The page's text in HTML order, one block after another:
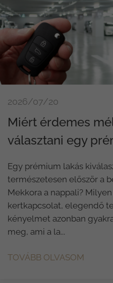
2026/07/20
Miért érdemes
választani egy
Egy prémium lakás
természetesen először a
Mekkora a nappali?
kertkapcsolat, elegendő
kényelmet azonban
meg, ami a la...
TOVÁBB OLVASOM